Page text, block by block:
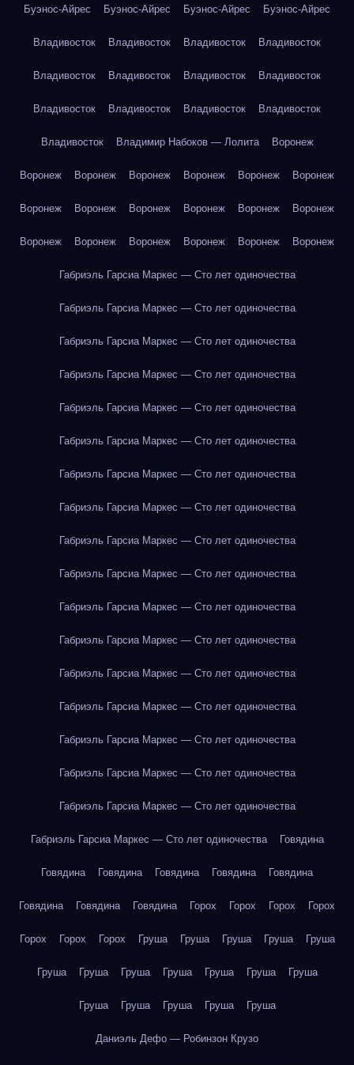
Буэнос-Айрес Буэнос-Айрес Буэнос-Айрес Буэнос-Айрес
Владивосток Владивосток Владивосток Владивосток
Владивосток Владивосток Владивосток Владивосток
Владивосток Владивосток Владивосток Владивосток
Владивосток Владимир Набоков — Лолита Воронеж
Воронеж Воронеж Воронеж Воронеж Воронеж Воронеж
Воронеж Воронеж Воронеж Воронеж Воронеж Воронеж
Воронеж Воронеж Воронеж Воронеж Воронеж Воронеж
Габриэль Гарсиа Маркес — Сто лет одиночества
Габриэль Гарсиа Маркес — Сто лет одиночества
Габриэль Гарсиа Маркес — Сто лет одиночества
Габриэль Гарсиа Маркес — Сто лет одиночества
Габриэль Гарсиа Маркес — Сто лет одиночества
Габриэль Гарсиа Маркес — Сто лет одиночества
Габриэль Гарсиа Маркес — Сто лет одиночества
Габриэль Гарсиа Маркес — Сто лет одиночества
Габриэль Гарсиа Маркес — Сто лет одиночества
Габриэль Гарсиа Маркес — Сто лет одиночества
Габриэль Гарсиа Маркес — Сто лет одиночества
Габриэль Гарсиа Маркес — Сто лет одиночества
Габриэль Гарсиа Маркес — Сто лет одиночества
Габриэль Гарсиа Маркес — Сто лет одиночества
Габриэль Гарсиа Маркес — Сто лет одиночества
Габриэль Гарсиа Маркес — Сто лет одиночества
Габриэль Гарсиа Маркес — Сто лет одиночества
Габриэль Гарсиа Маркес — Сто лет одиночества Говядина
Говядина Говядина Говядина Говядина Говядина
Говядина Говядина Говядина Горох Горох Горох Горох
Горох Горох Горох Груша Груша Груша Груша Груша
Груша Груша Груша Груша Груша Груша Груша
Груша Груша Груша Груша Груша
Даниэль Дефо — Робинзон Крузо